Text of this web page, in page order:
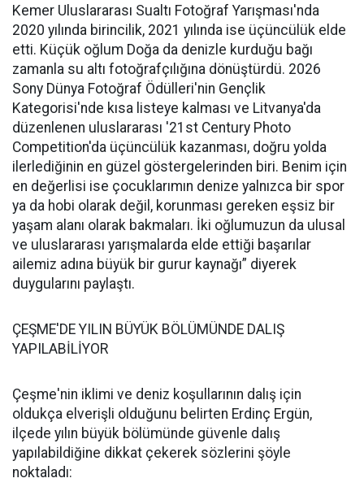
Kemer Uluslararası Sualtı Fotoğraf Yarışması'nda
2020 yılında birincilik, 2021 yılında ise üçüncülük elde
etti. Küçük oğlum Doğa da denizle kurduğu bağı
zamanla su altı fotoğrafçılığına dönüştürdü. 2026
Sony Dünya Fotoğraf Ödülleri'nin Gençlik
Kategorisi'nde kısa listeye kalması ve Litvanya'da
düzenlenen uluslararası '21st Century Photo
Competition'da üçüncülük kazanması, doğru yolda
ilerlediğinin en güzel göstergelerinden biri. Benim için
en değerlisi ise çocuklarımın denize yalnızca bir spor
ya da hobi olarak değil, korunması gereken eşsiz bir
yaşam alanı olarak bakmaları. İki oğlumuzun da ulusal
ve uluslararası yarışmalarda elde ettiği başarılar
ailemiz adına büyük bir gurur kaynağı” diyerek
duygularını paylaştı.
ÇEŞME'DE YILIN BÜYÜK BÖLÜMÜNDE DALIŞ
YAPILABİLİYOR
Çeşme'nin iklimi ve deniz koşullarının dalış için
oldukça elverişli olduğunu belirten Erdinç Ergün,
ilçede yılın büyük bölümünde güvenle dalış
yapılabildiğine dikkat çekerek sözlerini şöyle
noktaladı: